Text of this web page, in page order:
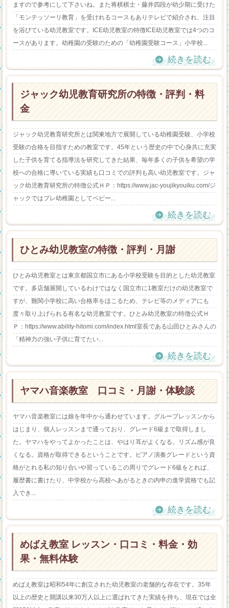
ますので参考にして下さいね。また将棋棋士・藤井四段が幼少期に受けた
「モンテッソーリ教育」を受けれるコースもありテレビで紹介され、注目
を浴びている幼児教室です。ICE幼児教室の特徴ICE幼児教室では4つのコ
ースがあります。幼稚園の受験のための「幼稚園受験コース」小学校...
続きを読む
ジャック幼児教育研究所の特徴・評判・料
金
ジャック幼児教育研究所とは関東地方で展開している幼稚園受験、小学校
受験の合格を目指すための教室です。45年という歴史の中で心身共に充実
した子供を育てる指導法を研究してきた結果、毎年多くの子供を希望の学
校への合格に導いている実績も口コミでの評判も高い幼児教室です。ジャ
ック幼児教育研究所の特徴公式ＨＰ：https://www.jac-youjikyouiku.com/ジ
ャックではプレ幼稚園としてベビー...
続きを読む
ひとみ幼児教室の特徴・評判・月謝
ひとみ幼児教室とは東京都国立市にある小学校受験を目的とした幼児教室
です。多店舗展開しているわけではなく国立市に1教室だけの幼児教室で
すが、難関小学校に高い合格率をほこるため、テレビ等のメディアにも
度々取り上げられる有名な幼児教室です。ひとみ幼児教室の特徴公式Ｈ
Ｐ：https://www.ability-hitomi.com/index.html室長である山田ひとみさんの
「精神力の強い子供に育てたい...
続きを読む
ヤマハ音楽教室 口コミ・月謝・体験談
ヤマハ音楽教室には娘を年中から通わせています。グループレッスンから
はじまり、個人レッスンまで通っており、グレード6級まで取得しまし
た。ヤマハをやってよかったことは、やはり耳がよくなる。リズム感が良
くなる。資格が取得できるということです。ピアノ演奏グレードという資
格がとれる私の知り合いや習っているこの周りでグレード6級をとれば、
履歴書に書けたり、中学校から高校へあがるときの内申の進学資格でも記
入でき...
続きを読む
めばえ教室 レッスン・口コミ・料金・効
果・無料体験
めばえ教室は昭和54年に創立された幼児教室の老舗的な存在です。35年
以上の歴史と開講以来30万人以上に選ばれてきた実績を持ち、現在では全